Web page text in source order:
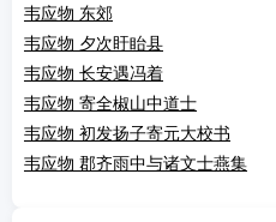
韦应物 东郊
韦应物 夕次盱眙县
韦应物 长安遇冯着
韦应物 寄全椒山中道士
韦应物 初发扬子寄元大校书
韦应物 郡齐雨中与诸文士燕集